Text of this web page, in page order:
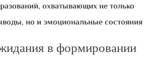
охватывающих не только
но и эмоциональные состояния.
в формировании